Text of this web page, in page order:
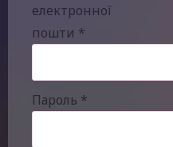
електронної
пошти *
Пароль *